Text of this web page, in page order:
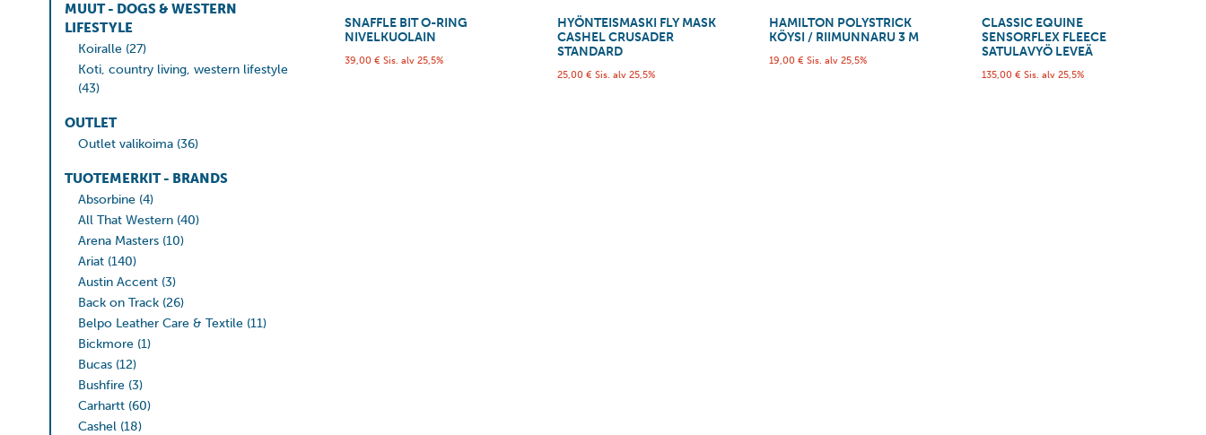
MUUT - DOGS & WESTERN
LIFESTYLE
Koiralle (27)
Koti, country living, western lifestyle
(43)
OUTLET
Outlet valikoima (36)
TUOTEMERKIT - BRANDS
Absorbine (4)
All That Western (40)
Arena Masters (10)
Ariat (140)
Austin Accent (3)
Back on Track (26)
Belpo Leather Care & Textile (11)
Bickmore (1)
Bucas (12)
Bushfire (3)
Carhartt (60)
Cashel (18)
SNAFFLE BIT O-RING
NIVELKUOLAIN
39,00€ Sis. alv 25,5%
HYÖNTEISMASKI FLY MASK
CASHEL CRUSADER
STANDARD
25,00 € Sis. alv 25,5%
HAMILTON POLYSTRICK
KÖYSI / RIIMUNNARU 3 M
19,00€ Sis. alv 25,5%
CLASSIC EQUINE
SENSORFLEX FLEECE
SATULAVYÖ LEVEÄ
135,00 € Sis. alv 25,5%